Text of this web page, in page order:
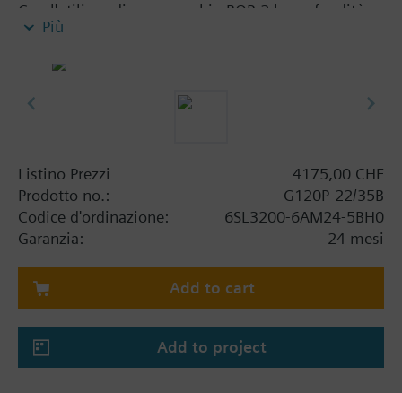
Con l'utilizzo di un coperchio BOP-2 la profondità
aumenta di 5 mm, e il IOP 15 mm.
Più
Listino Prezzi
4175,00 CHF
Prodotto no.:
G120P-22/35B
Codice d'ordinazione:
6SL3200-6AM24-5BH0
Garanzia:
24 mesi
Add to cart
Add to project